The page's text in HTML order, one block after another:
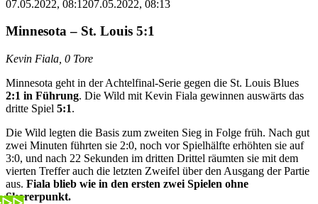
07.05.2022, 08:1207.05.2022, 08:13
Minnesota – St. Louis 5:1
Kevin Fiala, 0 Tore
Minnesota geht in der Achtelfinal-Serie gegen die St. Louis Blues
2:1 in Führung. Die Wild mit Kevin Fiala gewinnen auswärts das
dritte Spiel 5:1.
Die Wild legten die Basis zum zweiten Sieg in Folge früh. Nach gut
zwei Minuten führten sie 2:0, noch vor Spielhälfte erhöhten sie auf
3:0, und nach 22 Sekunden im dritten Drittel räumten sie mit dem
vierten Treffer auch die letzten Zweifel über den Ausgang der Partie
aus. Fiala blieb wie in den ersten zwei Spielen ohne
Skorerpunkt.